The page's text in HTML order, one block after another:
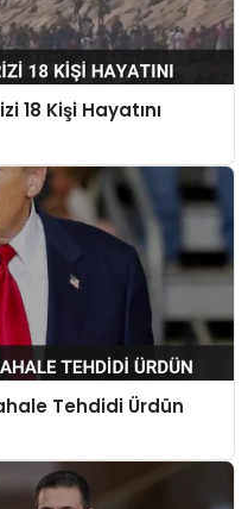
18 Kişi Hayatını
Tehdidi Ürdün